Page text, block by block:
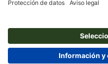
productos seleccionados. Sin pedido